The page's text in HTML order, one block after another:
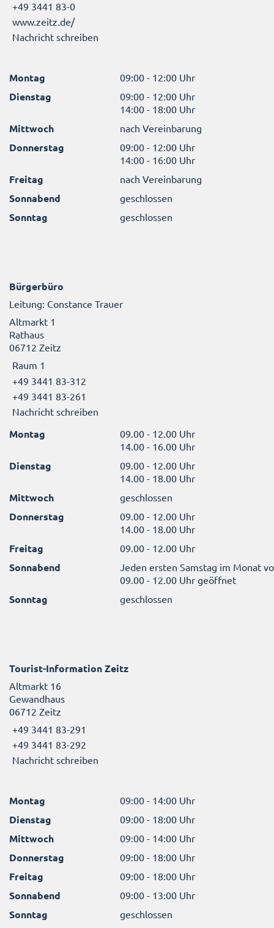
+49 3441 83-0
www.zeitz.de/
Nachricht schreiben
Montag 09:00 - 12:00 Uhr
Dienstag
09:00 - 12:00 Uhr
14:00 - 18:00 Uhr
Mittwoch nach Vereinbarung
Donnerstag
09:00 - 12:00 Uhr
14:00 - 16:00 Uhr
Freitag nach Vereinbarung
Sonnabend geschlossen
Sonntag geschlossen
Bürgerbüro
Leitung: Constance Trauer
Altmarkt 1
Rathaus
06712 Zeitz
Raum 1
+49 3441 83-312
+49 3441 83-261
Nachricht schreiben
Montag
09.00 - 12.00 Uhr
14.00 - 16.00 Uhr
Dienstag
09.00 - 12.00 Uhr
14.00 - 18.00 Uhr
Mittwoch geschlossen
Donnerstag
09.00 - 12.00 Uhr
14.00 - 18.00 Uhr
Freitag 09.00 - 12.00 Uhr
Sonnabend
Jeden ersten Samstag im Monat
09.00 - 12.00 Uhr geöffnet
Sonntag geschlossen
Tourist-Information Zeitz
Altmarkt 16
Gewandhaus
06712 Zeitz
+49 3441 83-291
+49 3441 83-292
Nachricht schreiben
Montag 09:00 - 14:00 Uhr
Dienstag 09:00 - 18:00 Uhr
Mittwoch 09:00 - 14:00 Uhr
Donnerstag 09:00 - 18:00 Uhr
Freitag 09:00 - 18:00 Uhr
Sonnabend 09:00 - 13:00 Uhr
Sonntag geschlossen